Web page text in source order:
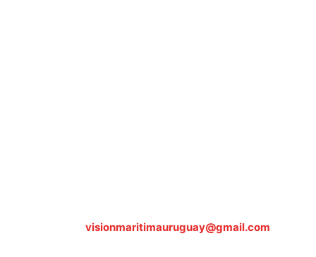
visionmaritimauruguay@gmail.com